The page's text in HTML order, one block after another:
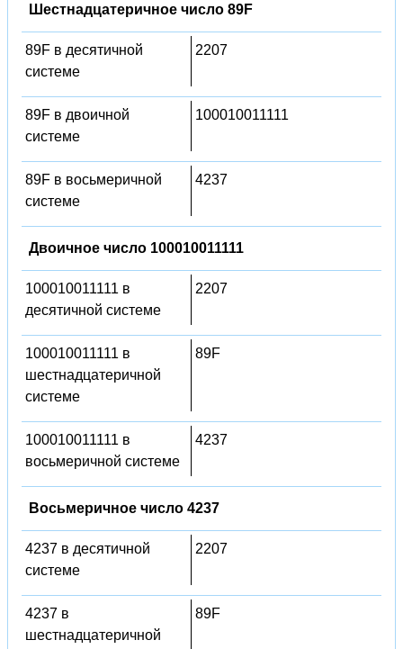
Шестнадцатеричное число 89F
89F в десятичной
системе
2207
89F в двоичной
системе
100010011111
89F в восьмеричной
системе
4237
Двоичное число 100010011111
100010011111 в
десятичной системе
2207
100010011111 в
шестнадцатеричной
системе
89F
100010011111 в
восьмеричной системе
4237
Восьмеричное число 4237
4237 в десятичной
системе
2207
4237 в
шестнадцатеричной
89F